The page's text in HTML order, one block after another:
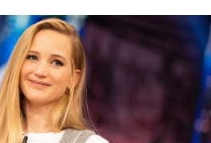
Pablo Motos ha explicado
a la actriz
y es que
a la gran... ¡
Meryl
tener hasta su
es que asegura que es una
maravillosas que ha